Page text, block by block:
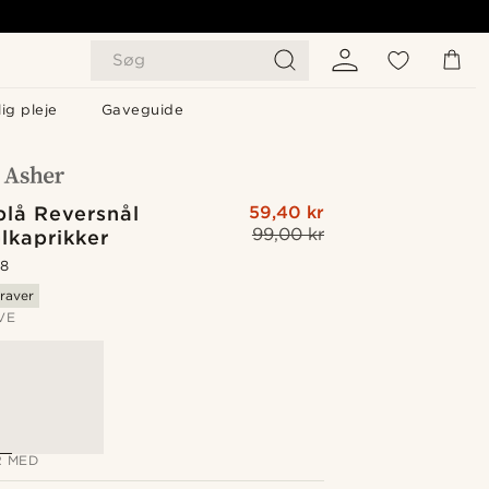
Søg
pleje Gaveguide
Reversnål
99,00 kr
59,40 kr
MED